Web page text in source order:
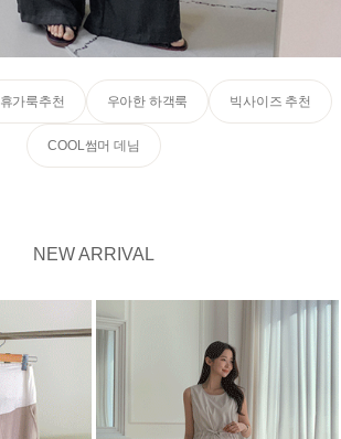
휴가룩추천 우아한 하객룩 빅사이즈 추천
COOL썸머 데님
NEW ARRIVAL